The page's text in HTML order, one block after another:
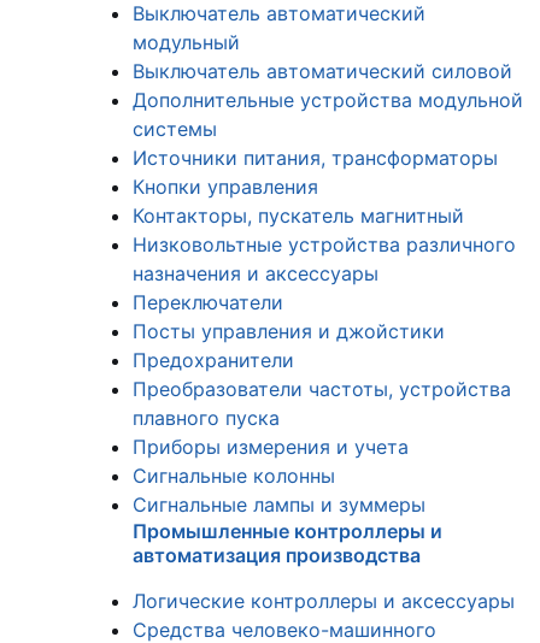
Выключатель автоматический
модульный
Выключатель автоматический силовой
Дополнительные устройства модульной
системы
Источники питания, трансформаторы
Кнопки управления
Контакторы, пускатель магнитный
Низковольтные устройства различного
назначения и аксессуары
Переключатели
Посты управления и джойстики
Предохранители
Преобразователи частоты, устройства
плавного пуска
Приборы измерения и учета
Сигнальные колонны
Сигнальные лампы и зуммеры
Промышленные контроллеры и
автоматизация производства
Логические контроллеры и аксессуары
Средства человеко-машинного